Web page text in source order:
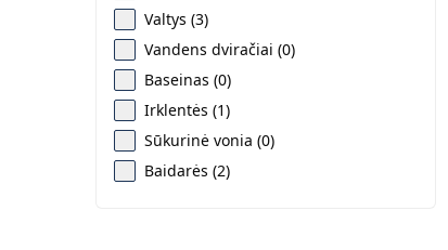
Valtys (3)
Vandens dviračiai (0)
Baseinas (0)
Irklentės (1)
Sūkurinė vonia (0)
Baidarės (2)